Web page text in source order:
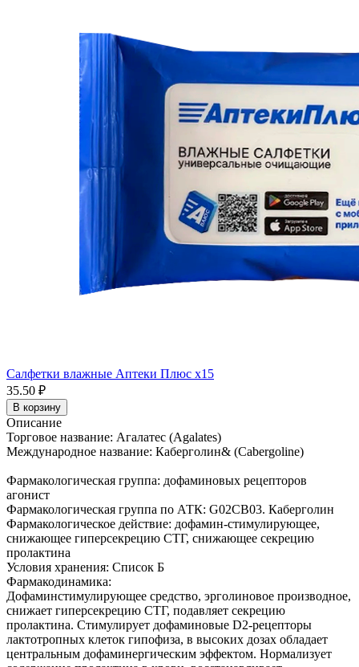
Салфетки влажные Аптеки Плюс x15
35.50 ₽
В корзину
Описание
Торговое название: Агалатес (Agalates)
Международное название: Каберголин& (Cabergoline)
Фармакологическая группа: дофаминовых рецепторов
агонист
Фармакологическая группа по АТК: G02CB03. Каберголин
Фармакологическое действие: дофамин-стимулирующее,
снижающее гиперсекрецию СТГ, снижающее секрецию
пролактина
Условия хранения: Список Б
Фармакодинамика:
Дофаминстимулирующее средство, эрголиновое производное,
снижает гиперсекрецию СТГ, подавляет секрецию
пролактина. Стимулирует дофаминовые D2-рецепторы
лактотропных клеток гипофиза, в высоких дозах обладает
центральным дофаминергическим эффектом. Нормализует